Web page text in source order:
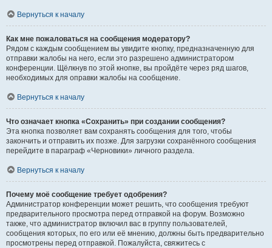
Вернуться к началу
Как мне пожаловаться на сообщения модератору?
Рядом с каждым сообщением вы увидите кнопку, предназначенную для
отправки жалобы на него, если это разрешено администратором
конференции. Щёлкнув по этой кнопке, вы пройдёте через ряд шагов,
необходимых для оправки жалобы на сообщение.
Вернуться к началу
Что означает кнопка «Сохранить» при создании сообщения?
Эта кнопка позволяет вам сохранять сообщения для того, чтобы
закончить и отправить их позже. Для загрузки сохранённого сообщения
перейдите в параграф «Черновики» личного раздела.
Вернуться к началу
Почему моё сообщение требует одобрения?
Администратор конференции может решить, что сообщения требуют
предварительного просмотра перед отправкой на форум. Возможно
также, что администратор включил вас в группу пользователей,
сообщения которых, по его или её мнению, должны быть предварительно
просмотрены перед отправкой. Пожалуйста, свяжитесь с